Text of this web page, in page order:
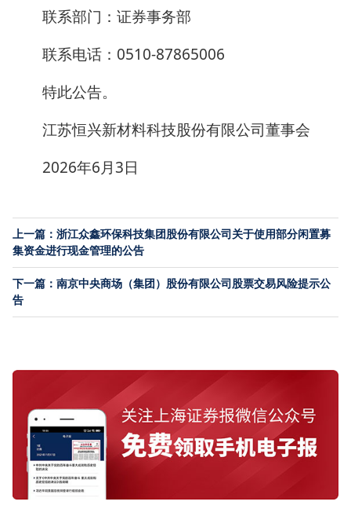
联系部门：证券事务部
联系电话：0510-87865006
特此公告。
江苏恒兴新材料科技股份有限公司董事会
2026年6月3日
上一篇：浙江众鑫环保科技集团股份有限公司关于使用部分闲置募
集资金进行现金管理的公告
下一篇：南京中央商场（集团）股份有限公司股票交易风险提示公
告